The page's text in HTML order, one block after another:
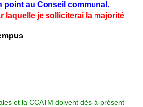
point au Conseil communal.
laquelle je solliciterai la majorité
et la CCATM doivent dès-à-présent